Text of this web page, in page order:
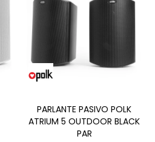
PARLANTE PASIVO POLK
ATRIUM 5 OUTDOOR BLACK
PAR